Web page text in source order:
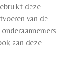
deze
van de
aan deze